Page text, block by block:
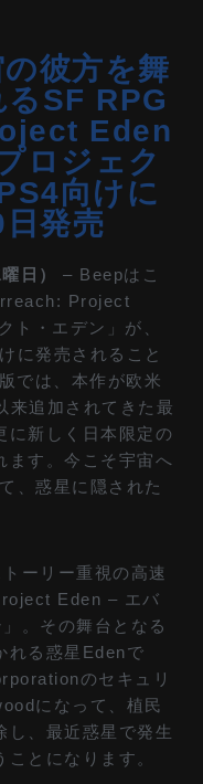
彼方を舞
SF RPG
Eden
ロジェク
向けに
発売
日）
– Beepはこ
Project
ト・エデン」が、
に発売されること
では、本作が欧米
来追加されてきた最
に新しく日本限定の
ます。今こそ宇宙へ
、惑星に隠された
ーリー重視の高速
Eden – エバ
。その舞台となる
れる惑星Edenで
のセキュリ
になって、植民
し、最近惑星で発生
とになります。